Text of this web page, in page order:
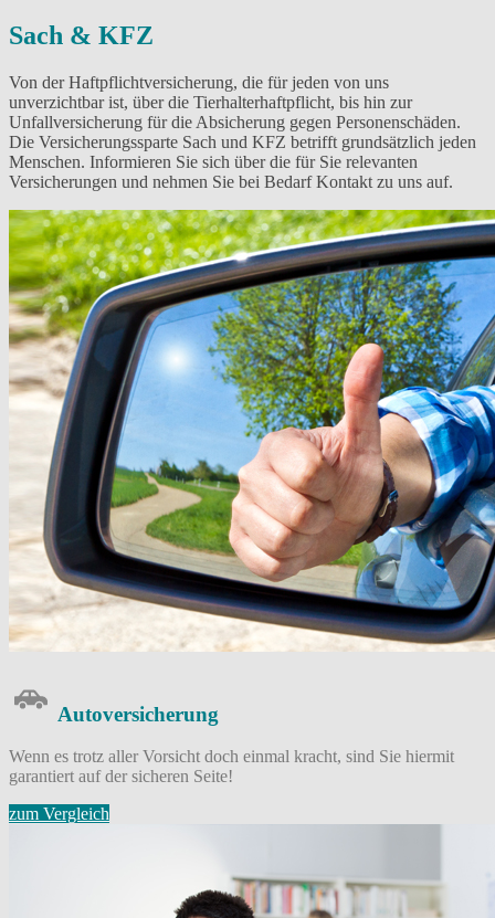
Sach & KFZ
Von der Haftpflichtversicherung, die für jeden von uns
unverzichtbar ist, über die Tierhalterhaftpflicht, bis hin zur
Unfallversicherung für die Absicherung gegen Personenschäden.
Die Versicherungssparte Sach und KFZ betrifft grundsätzlich jeden
Menschen. Informieren Sie sich über die für Sie relevanten
Versicherungen und nehmen Sie bei Bedarf Kontakt zu uns auf.
Auto­versicherung
Wenn es trotz aller Vorsicht doch einmal kracht, sind Sie hiermit
garantiert auf der sicheren Seite!
zum Vergleich